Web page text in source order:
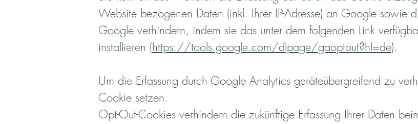
Website bezogenen Daten (inkl. Ihrer IP-Adresse) an Google sowie
Google verhindern, indem sie das unter dem folgenden Link
installieren (https://tools.google.com/dlpage/gaoptout?hl=de).
Um die Erfassung durch Google Analytics geräteübergreifend zu
Cookie setzen.
Opt-Out-Cookies verhindern die zukünftige Erfassung Ihrer Daten